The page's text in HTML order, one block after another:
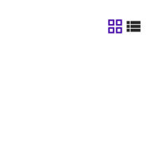
tabela